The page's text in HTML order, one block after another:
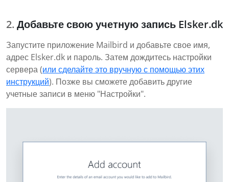
Добавьте свою учетную запись Elsker.dk
Запустите приложение Mailbird и добавьте свое имя,
адрес Elsker.dk и пароль. Затем дождитесь настройки
сервера (или сделайте это вручную с помощью этих
инструкций). Позже вы сможете добавить другие
учетные записи в меню "Настройки".